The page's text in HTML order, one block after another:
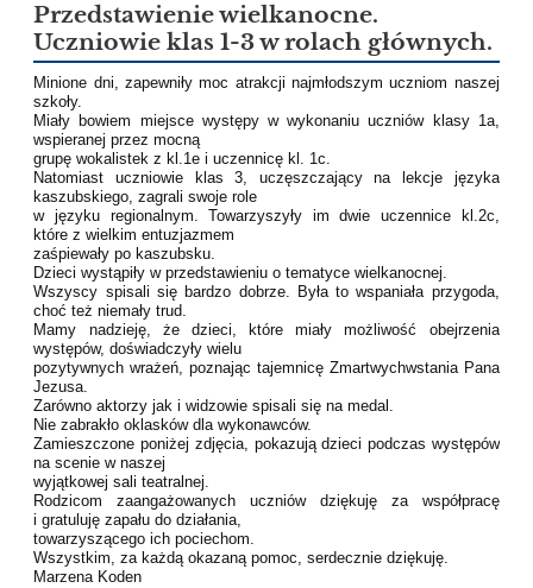
Przedstawienie wielkanocne.
Uczniowie klas 1-3 w rolach głównych.
Minione dni, zapewniły moc atrakcji najmłodszym uczniom naszej
szkoły.
Miały bowiem miejsce występy w wykonaniu uczniów klasy 1a,
wspieranej przez mocną
grupę wokalistek z kl.1e i uczennicę kl. 1c.
Natomiast uczniowie klas 3, uczęszczający na lekcje języka
kaszubskiego, zagrali swoje role
w języku regionalnym. Towarzyszyły im dwie uczennice kl.2c,
które z wielkim entuzjazmem
zaśpiewały po kaszubsku.
Dzieci wystąpiły w przedstawieniu o tematyce wielkanocnej.
Wszyscy spisali się bardzo dobrze. Była to wspaniała przygoda,
choć też niemały trud.
Mamy nadzieję, że dzieci, które miały możliwość obejrzenia
występów, doświadczyły wielu
pozytywnych wrażeń, poznając tajemnicę Zmartwychwstania Pana
Jezusa.
Zarówno aktorzy jak i widzowie spisali się na medal.
Nie zabrakło oklasków dla wykonawców.
Zamieszczone poniżej zdjęcia, pokazują dzieci podczas występów
na scenie w naszej
wyjątkowej sali teatralnej.
Rodzicom zaangażowanych uczniów dziękuję za współpracę
i gratuluję zapału do działania,
towarzyszącego ich pociechom.
Wszystkim, za każdą okazaną pomoc, serdecznie dziękuję.
Marzena Koden